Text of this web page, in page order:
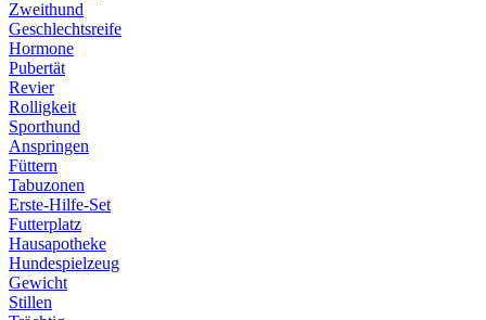
Zweithund
Geschlechtsreife
Hormone
Pubertät
Revier
Rolligkeit
Sporthund
Anspringen
Füttern
Tabuzonen
Erste-Hilfe-Set
Futterplatz
Hausapotheke
Hundespielzeug
Gewicht
Stillen